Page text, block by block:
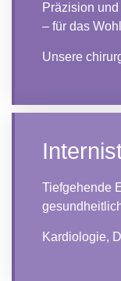
Präzision
– für das
Unsere
Tiefgehende
Kardiologie,